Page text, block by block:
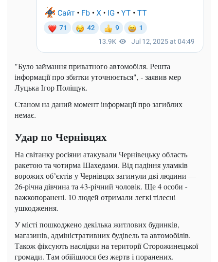
"Було займання приватного автомобіля. Решта
інформації про збитки уточнюється", - заявив мер
Луцька Ігор Поліщук.
Станом на даний момент інформації про загиблих
немає.
Удар по Чернівцях
На світанку росіяни атакували Чернівецьку область
ракетою та чотирма Шахедами. Від падіння уламків
ворожих обʼєктів у Чернівцях загинули дві людини —
26-річна дівчина та 43-річний чоловік. Ще 4 особи -
важкопоранені. 10 людей отримали легкі тілесні
ушкодження.
У місті пошкоджено декілька житлових будинків,
магазинів, адміністративних будівель та автомобілів.
Також фіксують наслідки на території Сторожинецької
громади. Там обійшлося без жертв і поранених.